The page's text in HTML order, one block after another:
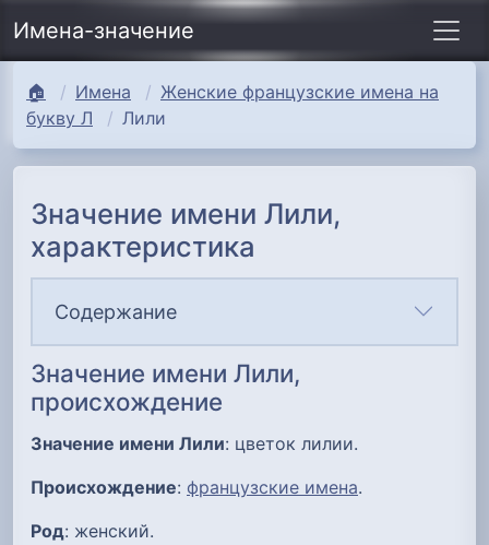
Имена-значение
🏠 Имена
Женские французские имена на
букву Л
Лили
Значение имени Лили,
характеристика
Содержание
Значение имени Лили,
происхождение
Значение имени Лили: цветок лилии.
Происхождение: французские имена.
Род: женский.